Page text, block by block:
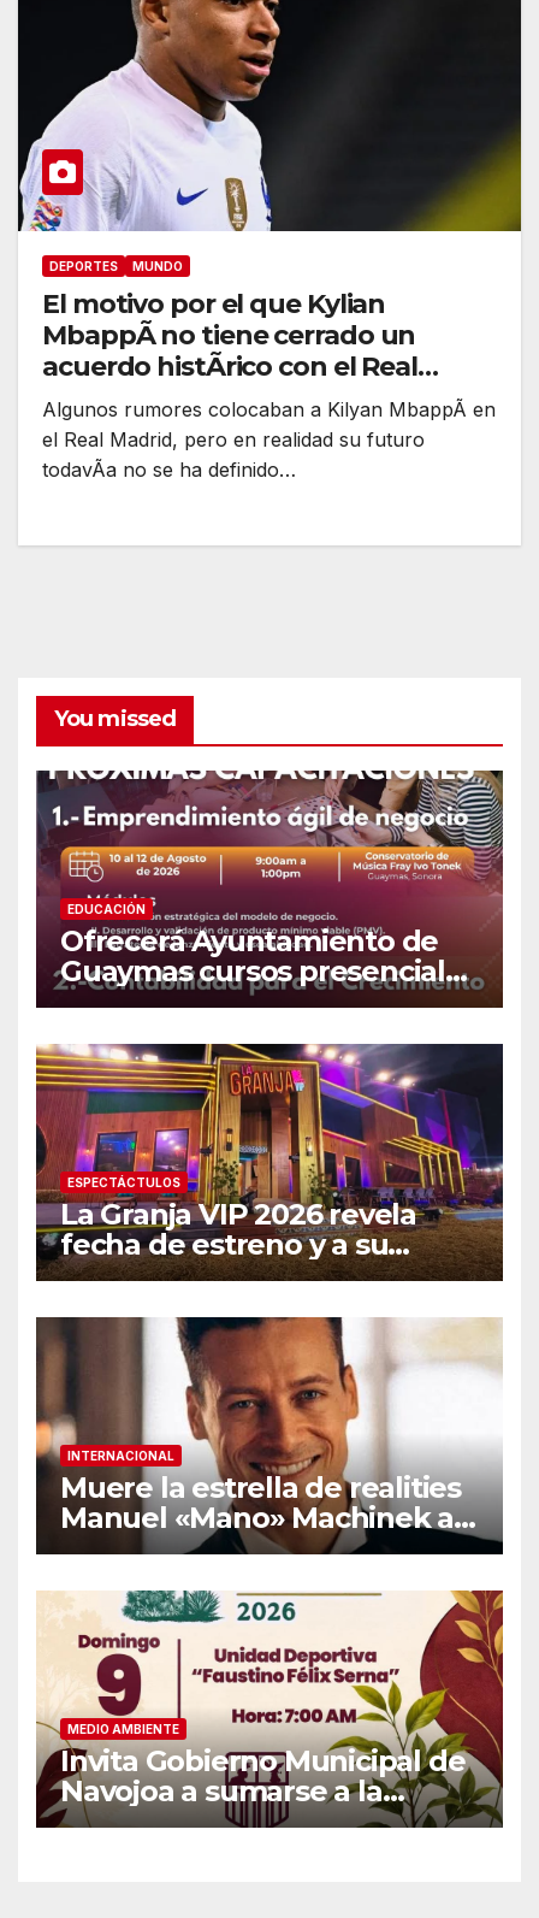
DEPORTES MUNDO
El motivo por el que Kylian
MbappÃ no tiene cerrado un
acuerdo histÃrico con el Real
Madrid
Algunos rumores colocaban a Kilyan MbappÃ en
el Real Madrid, pero en realidad su futuro
todavÃa no se ha definido…
You missed
EDUCACIÓN
Ofrecerá Ayuntamiento de
Guaymas cursos presenciales
para emprendedores
ESPECTÁCTULOS
La Granja VIP 2026 revela
fecha de estreno y a su
primer famoso confirmado
INTERNACIONAL
Muere la estrella de realities
Manuel «Mano» Machinek a
los 37 años
MEDIO AMBIENTE
Invita Gobierno Municipal de
Navojoa a sumarse a la
Jornada Nacional de